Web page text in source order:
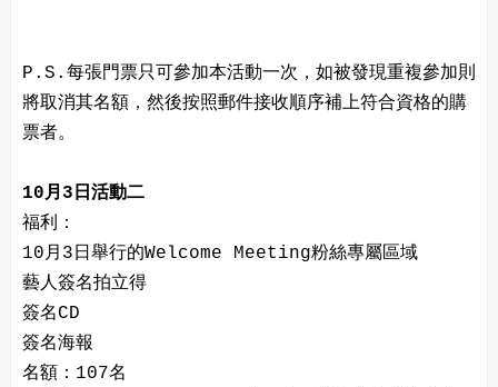
P.S.每張門票只可參加本活動一次，如被發現重複參加則
將取消其名額，然後按照郵件接收順序補上符合資格的購
票者。
10月3日活動二
福利：
10月3日舉行的Welcome Meeting粉絲專屬區域
藝人簽名拍立得
簽名CD
簽名海報
名額：107名